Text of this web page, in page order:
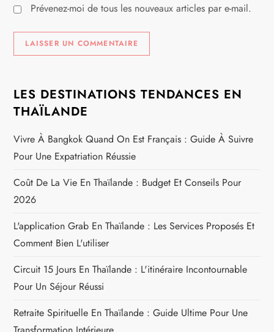
Prévenez-moi de tous les nouveaux articles par e-mail.
LES DESTINATIONS TENDANCES EN
THAÏLANDE
Vivre À Bangkok Quand On Est Français : Guide À Suivre
Pour Une Expatriation Réussie
Coût De La Vie En Thaïlande : Budget Et Conseils Pour
2026
L'application Grab En Thaïlande : Les Services Proposés Et
Comment Bien L'utiliser
Circuit 15 Jours En Thaïlande : L'itinéraire Incontournable
Pour Un Séjour Réussi
Retraite Spirituelle En Thaïlande : Guide Ultime Pour Une